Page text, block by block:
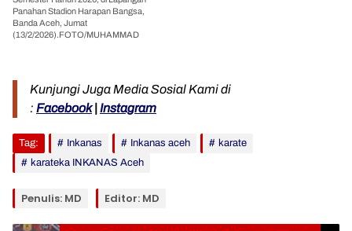
Panahan Stadion Harapan Bangsa,
Banda Aceh, Jumat
(13/2/2026).FOTO/MUHAMMAD
Kunjungi Juga Media Sosial Kami di
: Facebook| Instagram
Tag: Inkanas Inkanas aceh
karate
karateka INKANAS Aceh
Penulis: MD Editor: MD